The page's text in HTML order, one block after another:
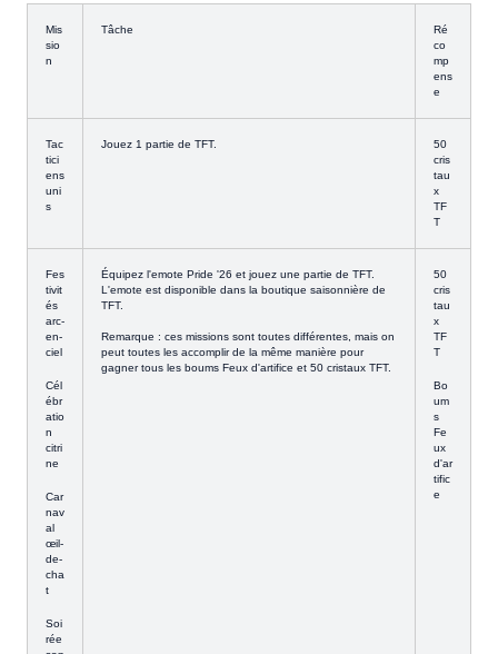
Mis
sio
n
Tâche
Ré
co
mp
ens
e
Tac
tici
ens
uni
s
Jouez 1 partie de TFT.
50
cris
tau
x
TF
T
Fes
tivit
és
arc-
en-
ciel
Cél
ébr
atio
n
citri
ne
Car
nav
al
œil-
de-
cha
t
Soi
rée
Équipez l'emote Pride '26 et jouez une partie de TFT.
L'emote est disponible dans la boutique saisonnière de
TFT.
Remarque : ces missions sont toutes différentes, mais on
peut toutes les accomplir de la même manière pour
gagner tous les boums Feux d'artifice et 50 cristaux TFT.
50
cris
tau
x
TF
T
Bo
um
s
Fe
ux
d'ar
tific
e